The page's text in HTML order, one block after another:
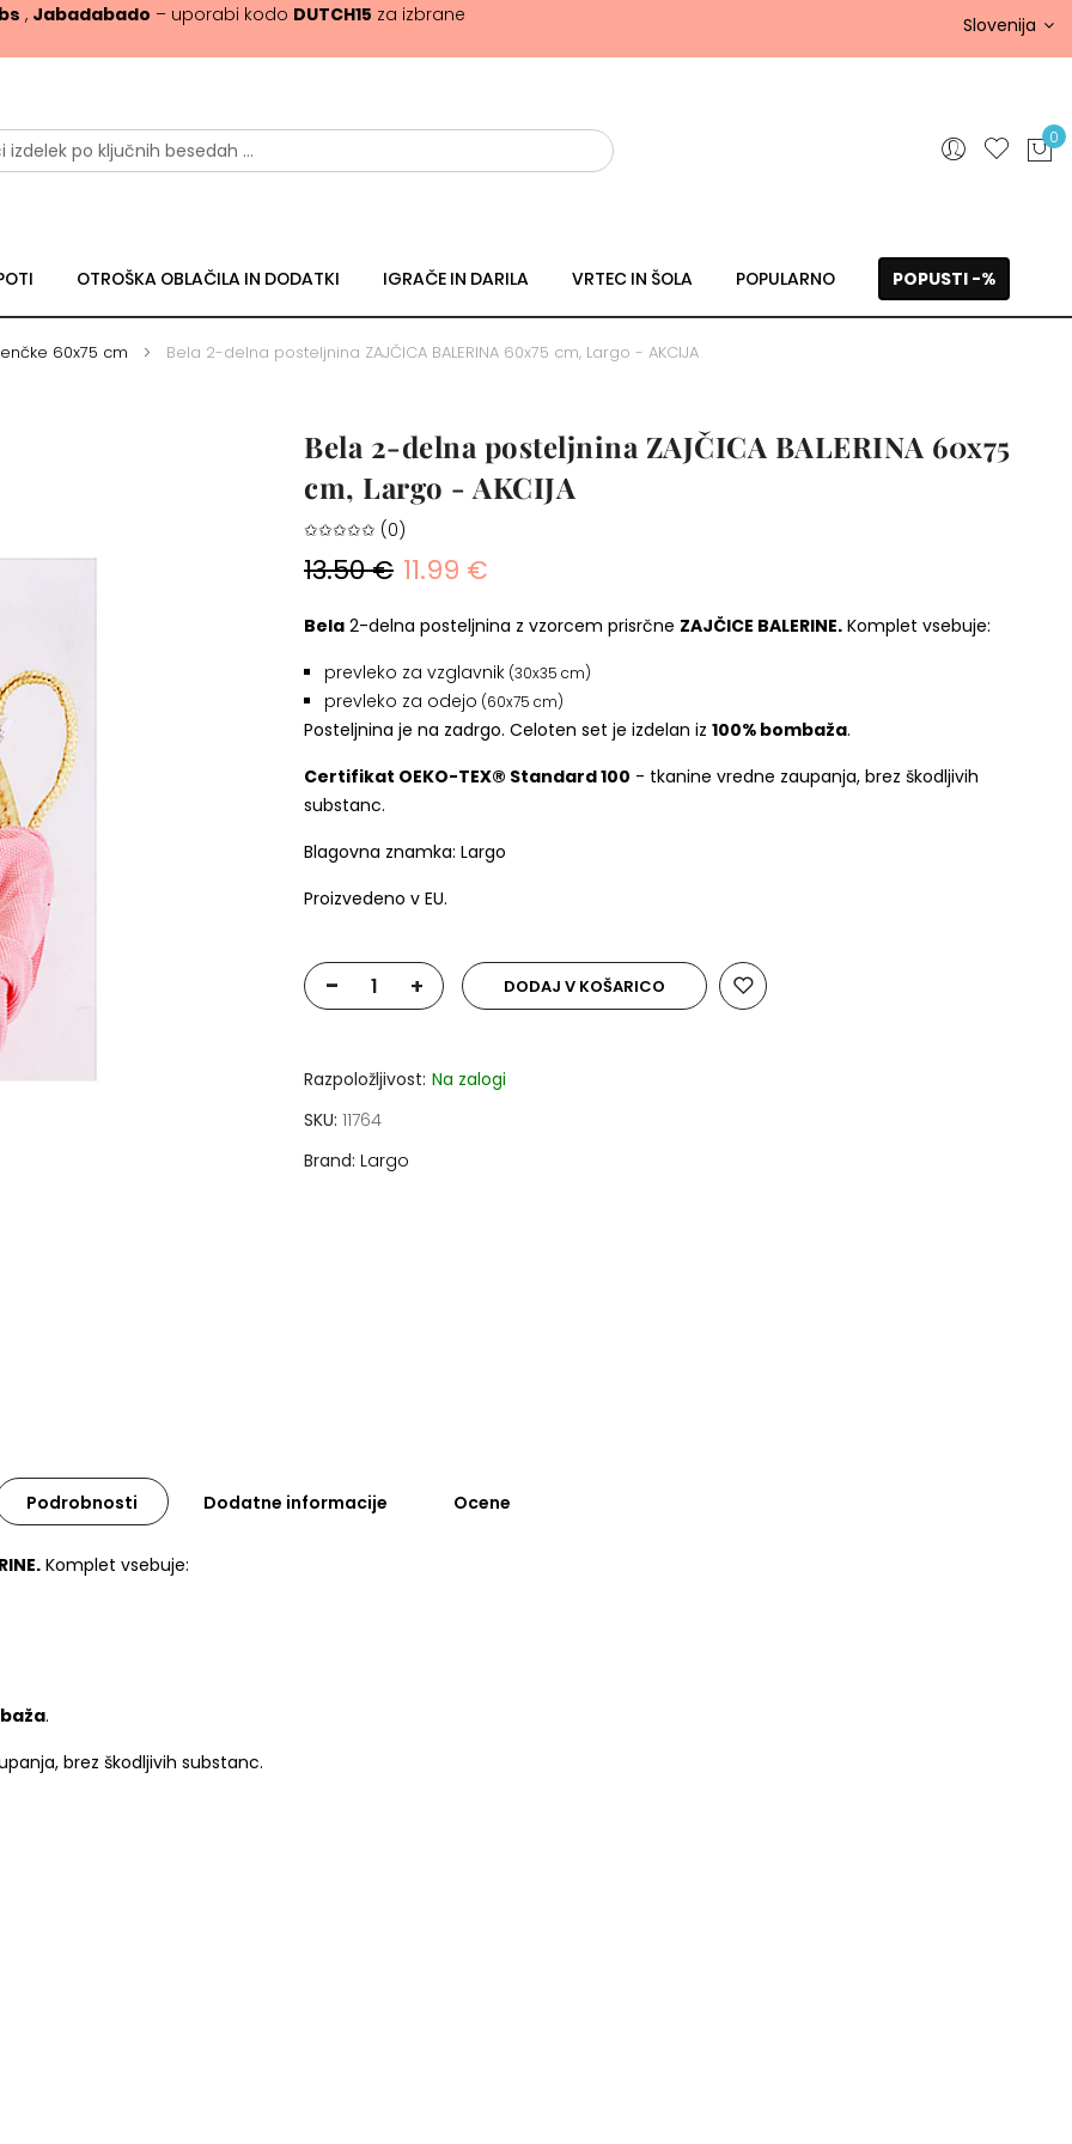
, Jabadabado – uporabi kodo DUTCH15 za izbrane
Slovenija
0
OTROŠKA OBLAČILA IN DODATKI IGRAČE IN DARILA VRTEC IN ŠOLA POPULARNO POPUSTI -%
60x75 cm Bela 2-delna posteljnina ZAJČICA BALERINA 60x75 cm, Largo - AKCIJA
Bela 2-delna posteljnina ZAJČICA BALERINA 60x75
cm, Largo - AKCIJA
✩✩✩✩✩ (0)
11.99 €
13.50 €
Bela 2-delna posteljnina z vzorcem prisrčne ZAJČICE BALERINE. Komplet vsebuje:
prevleko za vzglavnik (30x35 cm)
prevleko za odejo (60x75 cm)
Posteljnina je na zadrgo. Celoten set je izdelan iz 100% bombaža.
Certifikat OEKO-TEX® Standard 100 - tkanine vredne zaupanja, brez škodljivih
substanc.
Blagovna znamka: Largo
Proizvedeno v EU.
- + DODAJ V KOŠARICO
Razpoložljivost: Na zalogi
SKU 11764
Brand Largo
Podrobnosti
Komplet vsebuje:
.
brez škodljivih substanc.
Dodatne informacije Ocene